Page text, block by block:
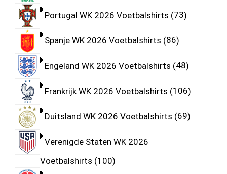
Portugal WK 2026 Voetbalshirts 73
Spanje WK 2026 Voetbalshirts 86
Engeland WK 2026 Voetbalshirts 48
Frankrijk WK 2026 Voetbalshirts 106
Duitsland WK 2026 Voetbalshirts 69
Verenigde Staten WK 2026
Voetbalshirts 100